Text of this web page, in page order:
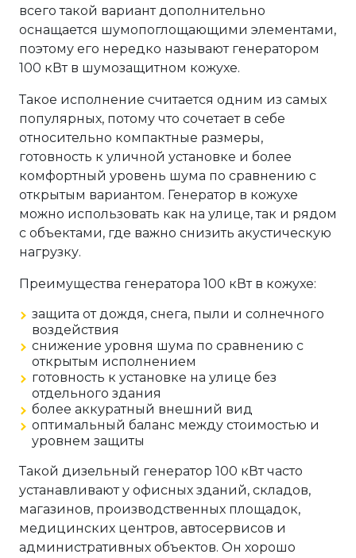
всего такой вариант дополнительно
оснащается шумопоглощающими элементами,
поэтому его нередко называют генератором
100 кВт в шумозащитном кожухе.
Такое исполнение считается одним из самых
популярных, потому что сочетает в себе
относительно компактные размеры,
готовность к уличной установке и более
комфортный уровень шума по сравнению с
открытым вариантом. Генератор в кожухе
можно использовать как на улице, так и рядом
с объектами, где важно снизить акустическую
нагрузку.
Преимущества генератора 100 кВт в кожухе:
защита от дождя, снега, пыли и солнечного
воздействия
снижение уровня шума по сравнению с
открытым исполнением
готовность к установке на улице без
отдельного здания
более аккуратный внешний вид
оптимальный баланс между стоимостью и
уровнем защиты
Такой дизельный генератор 100 кВт часто
устанавливают у офисных зданий, складов,
магазинов, производственных площадок,
медицинских центров, автосервисов и
административных объектов. Он хорошо